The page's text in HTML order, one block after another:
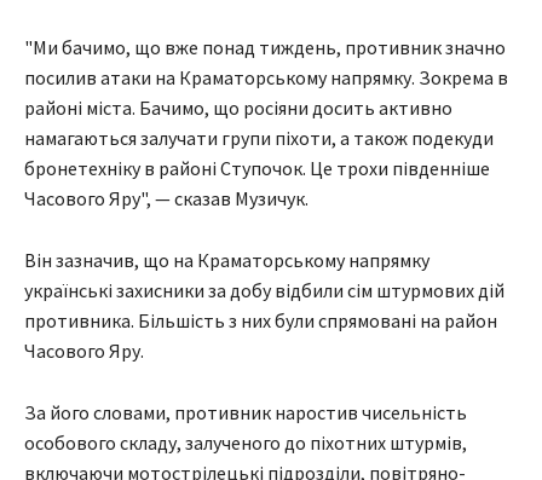
"Ми бачимо, що вже понад тиждень, противник значно
посилив атаки на Краматорському напрямку. Зокрема в
районі міста. Бачимо, що росіяни досить активно
намагаються залучати групи піхоти, а також подекуди
бронетехніку в районі Ступочок. Це трохи південніше
Часового Яру", — сказав Музичук.
Він зазначив, що на Краматорському напрямку
українські захисники за добу відбили сім штурмових дій
противника. Більшість з них були спрямовані на район
Часового Яру.
За його словами, противник наростив чисельність
особового складу, залученого до піхотних штурмів,
включаючи мотострілецькі підрозділи, повітряно-